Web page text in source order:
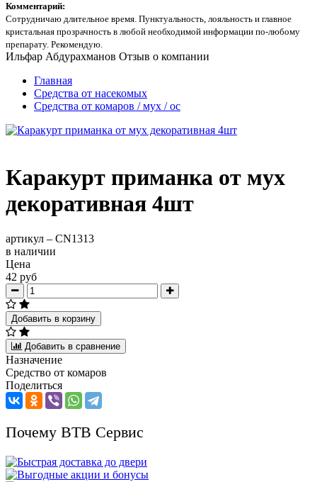
Комментарий:
Сотрудничаю длительное время. Пунктуальность, лояльность и главное
кристальная прозрачность в любой необходимой информации по-любому
препарату. Рекомендую.
Ильфар Абдурахманов Отзыв о компании
Главная
Средства от насекомых
Средства от комаров / мух / ос
Каракурт приманка от мух
декоративная 4шт
артикул – CN1313
в наличии
Цена
42 руб
Добавить в корзину
Добавить в сравнение
Назначение
Средство от комаров
Поделиться
Почему ВТВ Сервис